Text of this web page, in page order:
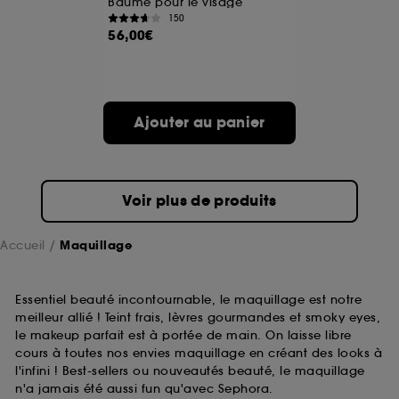
150
56,00€
Ajouter au panier
Voir plus de produits
Accueil Maquillage
Essentiel beauté incontournable, le maquillage est notre
meilleur allié ! Teint frais, lèvres gourmandes et smoky eyes,
le makeup parfait est à portée de main. On laisse libre
cours à toutes nos envies maquillage en créant des looks à
l'infini ! Best-sellers ou nouveautés beauté, le maquillage
n'a jamais été aussi fun qu'avec Sephora.
A l'exception des cookies techniques, le dépôt et la
choix" ci-dessous ou décider de "tout accepter".
Sephora pourra associer les informations de
navigation collectées par ces Cookies, pour les
sur "continuer sans accepter". Voous pouvez à tout
moment choisir de retirer votrte consentement. Si vous
souhaitez obtenir plus d'information sur les cookies